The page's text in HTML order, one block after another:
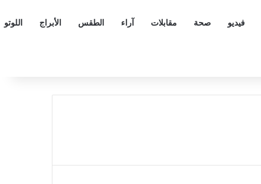
فيديو صحة مقابلات آراء الطقس الأبراج اللوتو